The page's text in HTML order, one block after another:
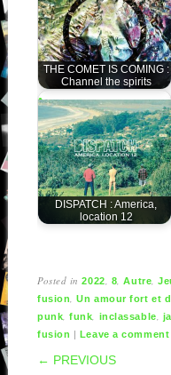
THE COMET IS COMING :
Channel the spirits
DISPATCH : America,
location 12
Posted in2022 8 ,Autre ,
fusion
,Un amour fort et
punk ,funk inclassable
fusion | Leave a comment
POST
← PREVIOUS